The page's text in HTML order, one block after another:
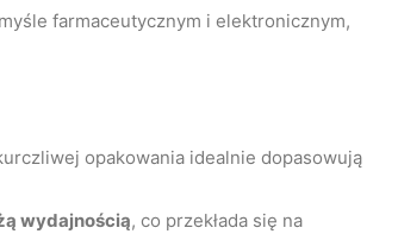
farmaceutycznym i elektronicznym,
opakowania idealnie dopasowują
wydajnością, co przekłada się na